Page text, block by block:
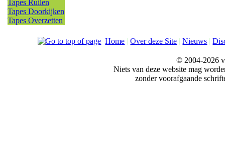
Tapes Ruilen
Tapes Doorkijken
Tapes Overzetten
Home |Over deze Site |Nieuws |
© 2004-2026
Niets van deze website mag
zonder voorafgaande